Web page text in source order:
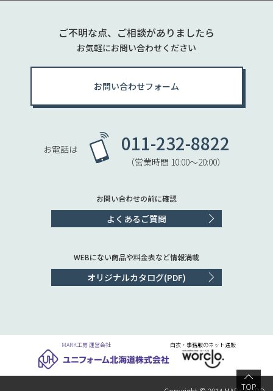
ご不明な点、ご相談がありましたら
お気軽にお問い合わせください
お問い合わせフォーム
お電話は 011-232-8822
（営業時間 10:00〜20:00）
お問い合わせの前に確認
よくあるご質問
WEBにない商品や料金表など情報満載
オリジナルカタログ(PDF)
MARK工房 運営会社 白衣・事務服のネット通販
TOP